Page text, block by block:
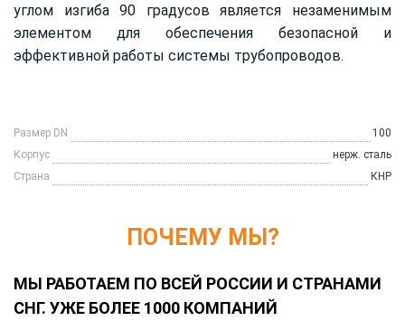
углом изгиба 90 градусов является незаменимым
элементом для обеспечения безопасной и
эффективной работы системы трубопроводов.
Размер DN
100
Корпус
нерж. сталь
Страна
КНР
ПОЧЕМУ МЫ?
МЫ РАБОТАЕМ ПО ВСЕЙ РОССИИ И СТРАНАМИ
СНГ. УЖЕ БОЛЕЕ 1000 КОМПАНИЙ